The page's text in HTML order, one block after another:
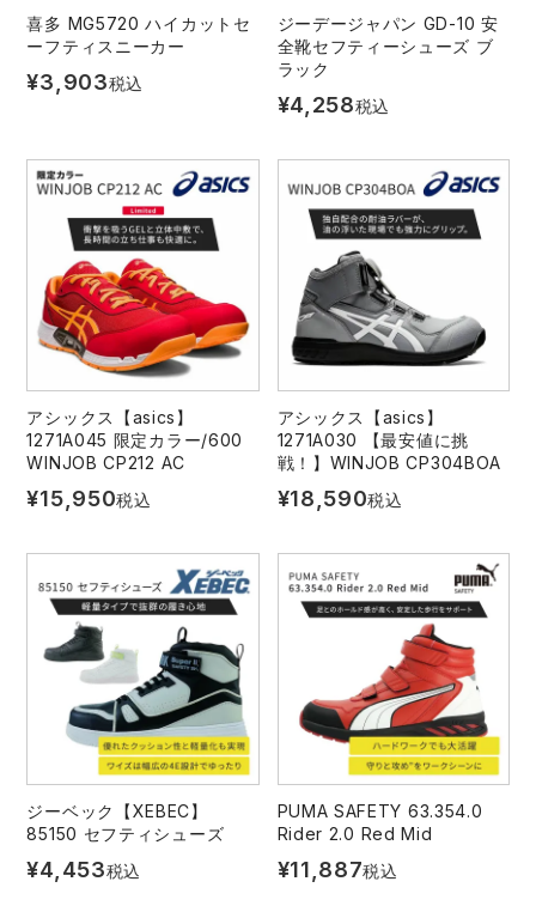
作業用小物・アクセサリー
つなぎ
ファン付き作業着・空調服
電熱ウェア・ヒートウェア
刺繍・プリント加工対象商品
アイズフロンティア ランキング
コーコス ランキング
アイトス ランキング
ジーベック ランキング
ネーム刺繍・プリント加工対象商品
作業着
ニット
ファン付きウェア
カジュアル
ハイパーV 丸五
グラディエーター
ニオイクリア タカヤ商事
エアークラフト
サーヴォ セロリー 大阪支店
アタックベース サンエス
中塚被服 イーブンリバー
弘進ゴム 藤井電工
福山ゴム工業 ビッグボーン商事株式会社
医療白衣・介護服
喜多 MG5720 ハイカットセ
ーフティスニーカー
¥3,903税込
ジーデージャパン GD-10 安
全靴セフティーシューズ ブ
ラック
¥4,258税込
アシックス【asics】
1271A045 限定カラー/600
WINJOB CP212 AC
¥15,950税込
アシックス【asics】
1271A030 【最安値に挑
戦！】WINJOB CP304BOA
¥18,590税込
ジーベック【XEBEC】
85150 セフティシューズ
¥4,453税込
PUMA SAFETY 63.354.0
Rider 2.0 Red Mid
¥11,887税込